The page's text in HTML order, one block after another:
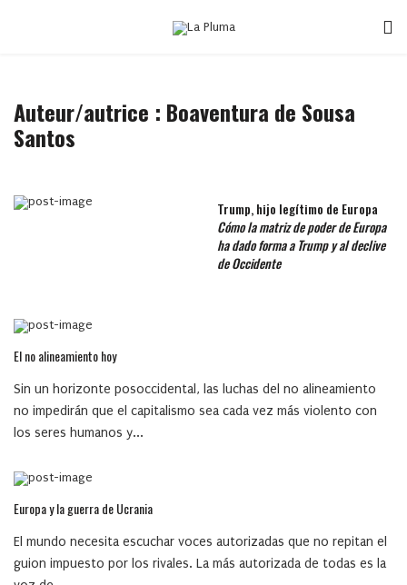
Auteur/autrice : Boaventura de Sousa
Santos
Trump, hijo legítimo de Europa
Cómo la matriz de poder de Europa
ha dado forma a Trump y al declive
de Occidente
El no alineamiento hoy
Sin un horizonte posoccidental, las luchas del no alineamiento
no impedirán que el capitalismo sea cada vez más violento con
los seres humanos y...
Europa y la guerra de Ucrania
El mundo necesita escuchar voces autorizadas que no repitan el
guion impuesto por los rivales. La más autorizada de todas es la